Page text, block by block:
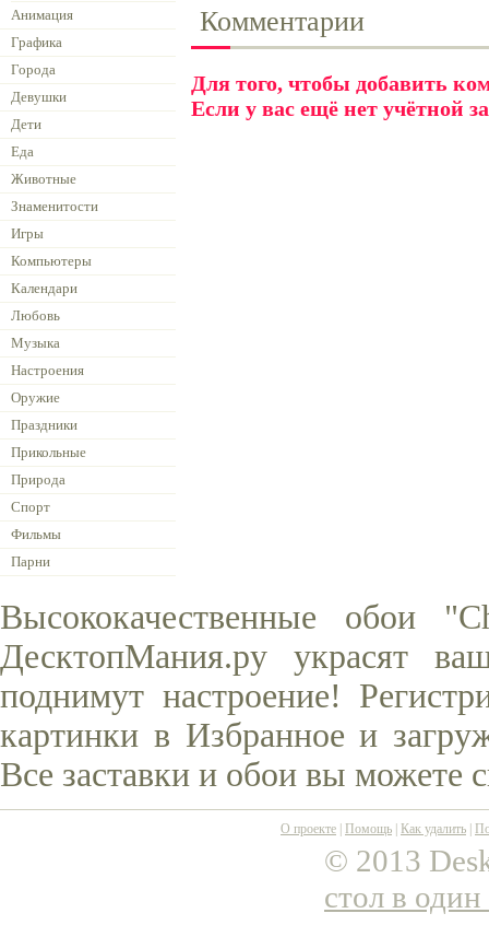
Анимация
Графика
Города
Девушки
Дети
Еда
Животные
Знаменитости
Игры
Компьютеры
Календари
Любовь
Музыка
Настроения
Оружие
Праздники
Прикольные
Природа
Спорт
Фильмы
Парни
Комментарии
Для того, чтобы добавить
Если у вас ещё нет учётной
Высококачественные обои
ДесктопМания.ру украсят
поднимут настроение!
картинки в Избранное и
Все заставки и обои вы можете
О проекте Помощь Как удалить
© 2013
стол в